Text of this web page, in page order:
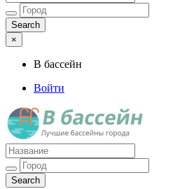
×
В бассейн
Войти
Лучшие бассейны города